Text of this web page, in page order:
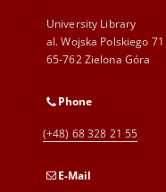
University Library
al. Wojska Polskiego 71
65-762 Zielona Góra
Phone
(+48) 68 328 21 55
E-Mail